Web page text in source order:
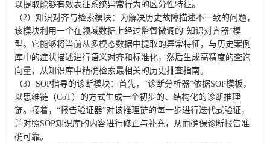
以提取能够有效表征系统异常行为的区分性特征。
（2） 知识对齐与检索模块： 为解决历史故障描述不一致的问题，
该模块利用一个在领域数据上经过监督微调的“知识对齐器”模
型。它能够将当前从多模态数据中提取的异常特征，与历史案例
库中的症状描述进行语义对齐和标准化，然后生成高精度的查询
向量，从知识库中精确检索最相关的历史排查指南。
（3） SOP指导的诊断模块： 首先，“诊断分析器”依据SOP模板，
以思维链（CoT）的方式生成一个初步的、结构化的诊断推理
链。接着，“报告验证器”对该推理链的每一步进行迭代式验证，
并对照SOP知识库的内容进行修正与补充 ，从而确保诊断报告准
确可靠。